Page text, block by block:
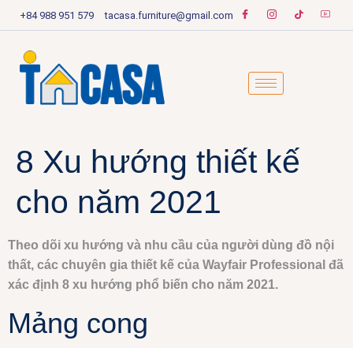
+84 988 951 579 tacasa.furniture@gmail.com
8 Xu hướng thiết kế
cho năm 2021
Theo dõi xu hướng và nhu cầu của người dùng đồ nội
thất, các chuyên gia thiết kế của Wayfair Professional đã
xác định 8 xu hướng phổ biến cho năm 2021.
Mảng cong